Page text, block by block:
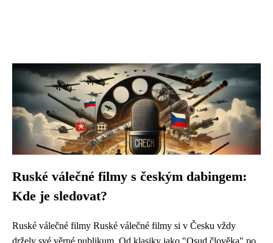
Ruské válečné filmy s českým dabingem:
Kde je sledovat?
Ruské válečné filmy Ruské válečné filmy si v Česku vždy
držely své věrné publikum. Od klasiky jako "Osud člověka" po